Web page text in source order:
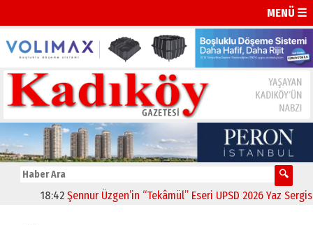
MENÜ ☰
18:42 Şennur Üzgen’in “Tekâmül” Eseri UPSD 2026 Yaz